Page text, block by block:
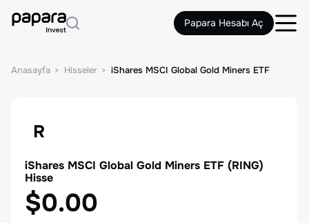
Papara Hesabı Aç
Anasayfa Hisseler iShares MSCI Global Gold Miners ETF
R
iShares MSCI Global Gold Miners ETF (RING)
Hisse
$0.00